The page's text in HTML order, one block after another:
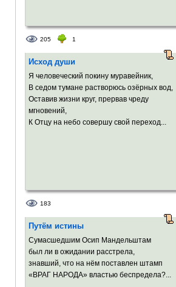
205 1
Исход души
Я человеческий покину муравейник,
В седом тумане растворюсь озёрных вод,
Оставив жизни круг, прервав чреду
мгновений,
К Отцу на небо совершу свой переход...
183
Путём истины
Сумасшедшим Осип Мандельштам
был ли в ожидании расстрела,
знавший, что на нём поставлен штамп
«ВРАГ НАРОДА» властью беспредела?...